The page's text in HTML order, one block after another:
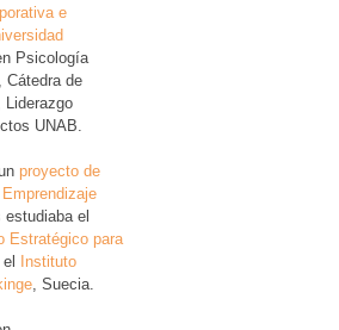
e
Psicología
Cátedra de
Liderazgo
UNAB.
proyecto de
estudiaba el
Estratégico para
el Instituto
, Suecia.